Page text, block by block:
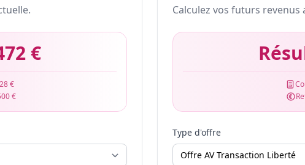
€
€
€
Calculez vos futurs revenus
Type d'offre